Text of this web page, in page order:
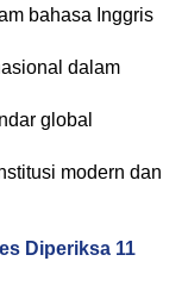
bahasa Inggris
dalam
global
modern dan
Diperiksa 11